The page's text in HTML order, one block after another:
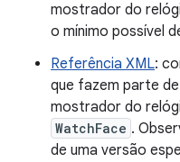
mostrador do
o mínimo possível
Referência XML:
que fazem parte
mostrador do
WatchFace .
de uma versão